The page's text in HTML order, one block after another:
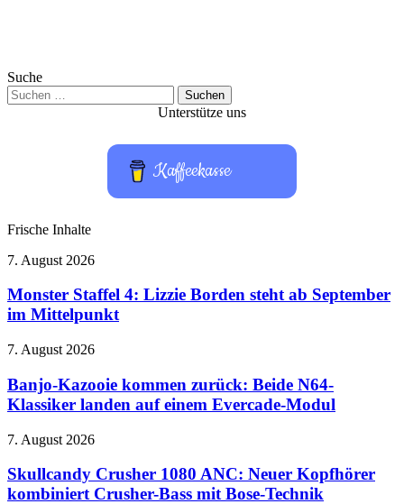
Suche
Suchen
nach:
Unterstütze uns
Kaffeekasse
Frische Inhalte
Monster
4:
Lizzie
Borden
ab
im
Mittelpunkt
7. August 2026
Monster Staffel 4: Lizzie Borden steht ab September
im Mittelpunkt
Banjo-
kommen
zurück:
Beide
Klassiker
auf
einem
7. August 2026
Banjo-Kazooie kommen zurück: Beide N64-
Klassiker landen auf einem Evercade-Modul
Skullcandy
1080
ANC:
7. August 2026
Skullcandy Crusher 1080 ANC: Neuer Kopfhörer
kombiniert Crusher-Bass mit Bose-Technik